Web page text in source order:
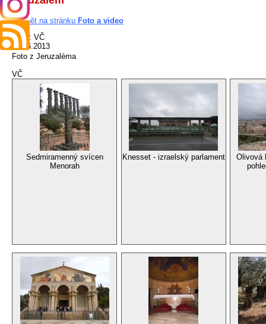
Zpět na stránku Foto a video
autor: VČ
02.06.2013
Foto z Jeruzaléma
VČ
Sedmiramenný svícen
Menorah
Knesset - izraelský parlament
Olivová